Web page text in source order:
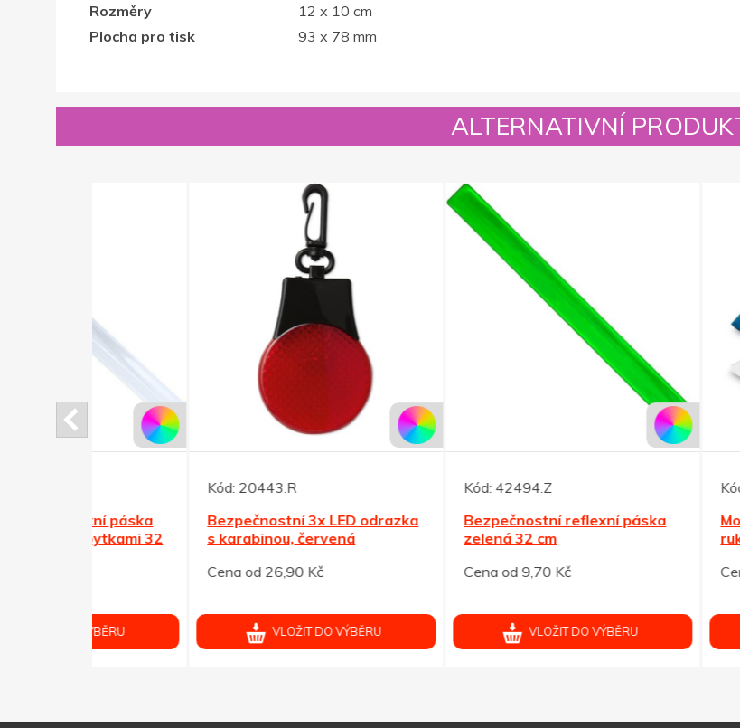
Rozměry
12 x 10 cm
Plocha pro tisk
93 x 78 mm
ALTERNATIVNÍ
Bezpečnostní 3x LED odrazka
s karabinou, červená
Cena od 26,90 Kč
VLOŽIT DO VÝBĚRU
Bezpečnostní reflexní páska
Cena od 9,70 Kč
VLOŽIT DO VÝBĚRU
Modrá škrabka
Cena od 37,00 Kč
VLOŽIT